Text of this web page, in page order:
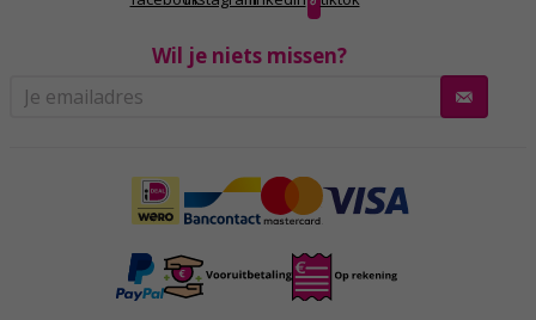
Wil je niets missen?